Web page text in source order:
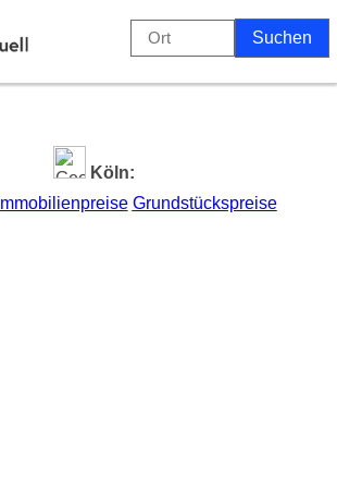
Köln:
Immobilienpreise Grundstückspreise